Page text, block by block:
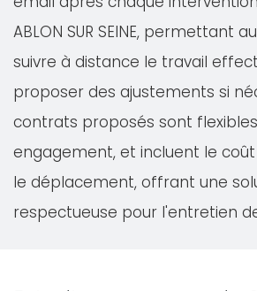
ABLON SUR SEINE, permettant
suivre à distance le travail
proposer des ajustements si
contrats proposés sont
engagement, et incluent le
le déplacement, offrant une
respectueuse pour l'entretien